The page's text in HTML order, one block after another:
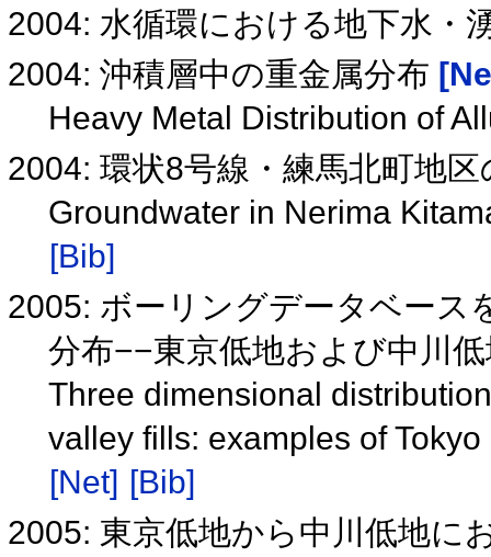
2004: 水循環における地下水・
2004: 沖積層中の重金属分布
Heavy Metal Distribution of
2004: 環状8号線・練馬北町地
Groundwater in Nerima
[Bib]
2005: ボーリングデータベース
分布−−東京低地および中川
Three dimensional
valley fills: examples of
[Net] [Bib]
2005: 東京低地から中川低地に